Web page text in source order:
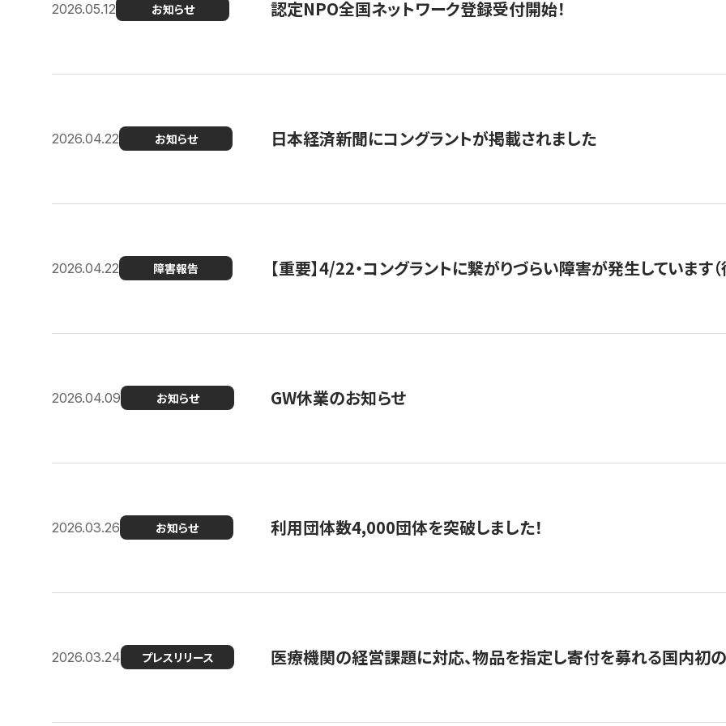
2026.05.12 お知らせ 認定NPO全国ネットワーク登録受付開始！
2026.04.22 お知らせ 日本経済新聞にコングラントが掲載されました
2026.04.22 障害報告 【重要】4/22・コングラントに繋がりづらい障害が発生しています（
2026.04.09 お知らせ GW休業のお知らせ
2026.03.26 お知らせ 利用団体数4,000団体を突破しました！
2026.03.24 プレスリリース 医療機関の経営課題に対応、物品を指定し寄付を募れる国内初の